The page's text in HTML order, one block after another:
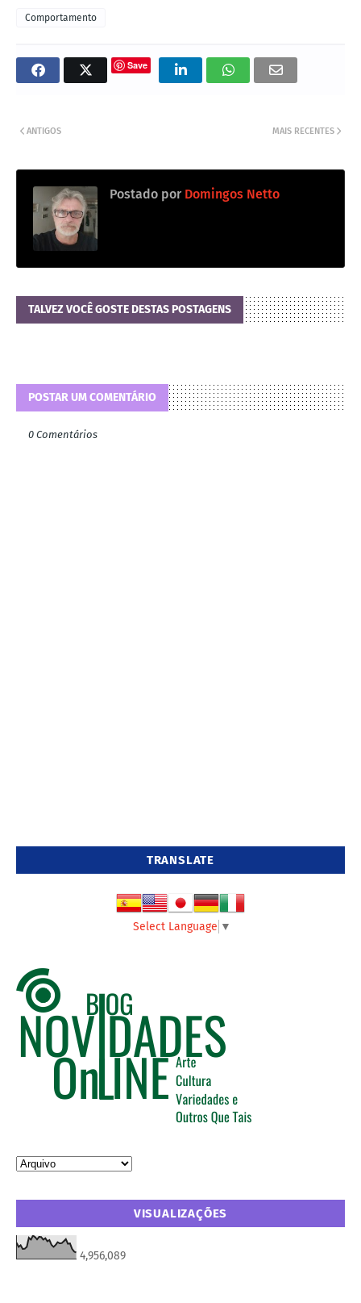
Comportamento
Save
MAIS RECENTES
ANTIGOS
Postado por Domingos Netto
TALVEZ VOCÊ GOSTE DESTAS POSTAGENS
POSTAR UM COMENTÁRIO
0 Comentários
TRANSLATE
Select Language ▼
VISUALIZAÇÕES
4,956,089